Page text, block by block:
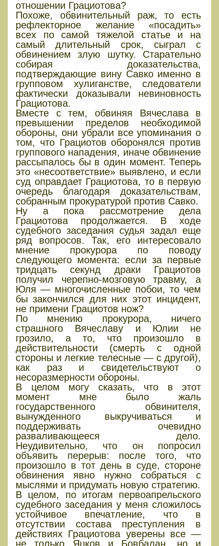
отношении Грациотова?
Похоже, обвинительный раж, то есть
рефлекторное желание «посадить»
всех по самой тяжелой статье и на
самый длительный срок, сыграл с
обвинением злую шутку. Старательно
собирая доказательства,
подтверждающие вину Савко именно в
групповом хулиганстве, следователи
фактически доказывали невиновность
Грациотова.
Вместе с тем, обвиняя Вячеслава в
превышении пределов необходимой
обороны, они убрали все упоминания о
том, что Грациотов оборонялся против
группового нападения, иначе обвинение
рассыпалось бы в один момент. Теперь
это «несоответствие» выявлено, и если
суд оправдает Грациотова, то в первую
очередь благодаря доказательствам,
собранным прокуратурой против Савко.
Ну а пока рассмотрение дела
Грациотова продолжается. В ходе
судебного заседания судья задал еще
ряд вопросов. Так, его интересовало
мнение прокурора по поводу
следующего момента: если за первые
тридцать секунд драки Грациотов
получил черепно-мозговую травму, а
Юля — многочисленные побои, то чем
бы закончился для них этот инцидент,
не примени Грациотов нож?
По мнению прокурора, ничего
страшного Вячеславу и Юлии не
грозило, а то, что произошло в
действительности (смерть с одной
стороны и легкие телесные — с другой),
как раз и свидетельствуют о
несоразмерности обороны.
В целом могу сказать, что в этот
момент мне было жаль
государственного обвинителя,
вынужденного выкручиваться и
поддерживать очевидно
разваливающееся дело.
Неудивительно, что он попросил
объявить перерыв: после того, что
произошло в тот день в суде, стороне
обвинения явно нужно собраться с
мыслями и придумать новую стратегию.
В целом, по итогам первоапрельского
судебного заседания у меня сложилось
устойчивое впечатление, что в
отсутствии состава преступления в
действиях Грациотова уверены все —
не только Яцков и Бовбалан, но и